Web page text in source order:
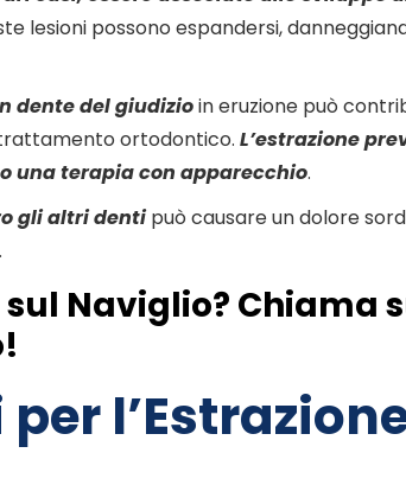
lesioni possono espandersi,
dente del giudizioin eruzione può
ortodontico.L’estrazione
una terapia con apparecchio.
gli altri dentipuò causareun dolore
.
Naviglio? Chiama